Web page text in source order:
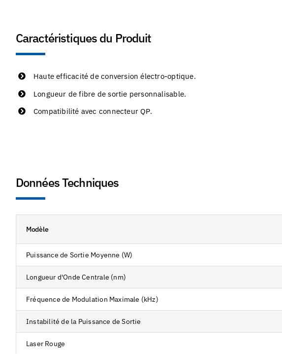
Caractéristiques du Produit
Haute efficacité de conversion électro-optique.
Longueur de fibre de sortie personnalisable.
Compatibilité avec connecteur QP.
Données Techniques
Modèle
Puissance de Sortie Moyenne (W)
Longueur d'Onde Centrale (nm)
Fréquence de Modulation Maximale (kHz)
Instabilité de la Puissance de Sortie
Laser Rouge